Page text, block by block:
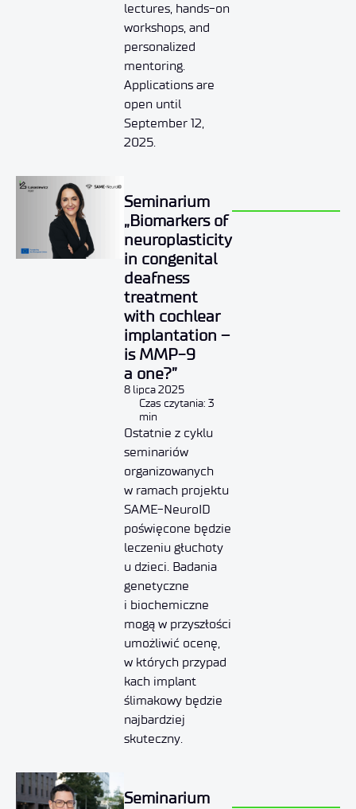
lectures, hands-on
workshops, and
personalized
mentoring.
Applications are
open until
September 12,
2025.
Seminarium
„Biomarkers of
neuroplasticity
in congenital
deafness
treatment
with cochlear
implantation –
is MMP-9
a one?”
8 lipca 2025
Czas czytania: 3
min
Ostatnie z cyklu
seminariów
organizowanych
w ramach projektu
SAME-NeuroID
poświęcone będzie
leczeniu głuchoty
u dzieci. Badania
genetyczne
i biochemiczne
mogą w przyszłości
umożliwić ocenę,
w których przypad
kach implant
ślimakowy będzie
najbardziej
skuteczny.
Seminarium